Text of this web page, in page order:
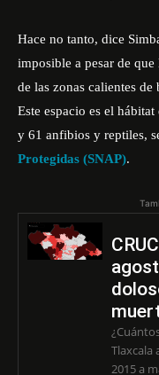
Hace no tanto, dice
imposible a pesar de
de las zonas calientes
Este espacio es el
y 61 anfibios y reptiles,
Protegidas (SNAP).
Tlaxcala al día de
2015 a